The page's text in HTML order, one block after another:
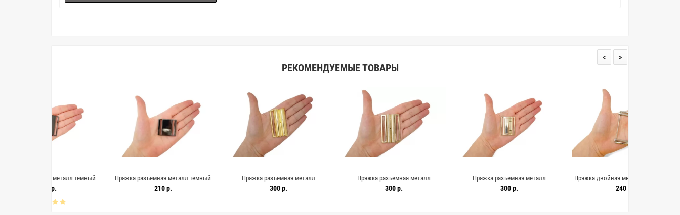
РЕКОМЕНДУЕМЫЕ ТОВАРЫ
Пряжка разъемная металл темный
никель 35х32 мм (W-3) 15112522
Пряжка разъемная металл
золотистая 40х60 мм (T-3) 15112510
Пряжка разъемная металл
золотистая 55х40 мм (T-3) 15112509
Пряжка разъемная металл
золотистая 35х45 мм (T-3) 15112508
Пряжка двойная металл серебряная
< >